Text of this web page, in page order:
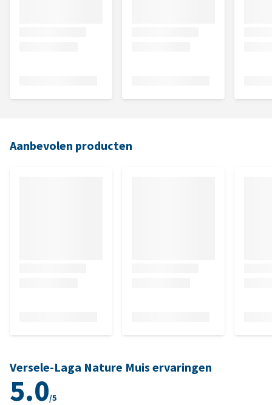
Aanbevolen producten
Versele-Laga Nature Muis ervaringen
5.0/5